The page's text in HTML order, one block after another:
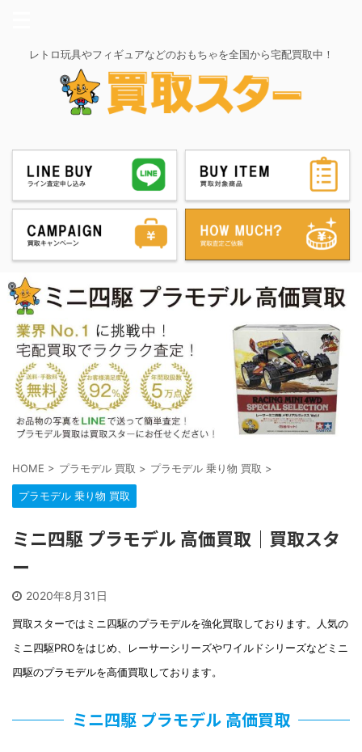
レトロ玩具やフィギュアなどのおもちゃを全国から宅配買取中！
HOME > プラモデル 買取 > プラモデル 乗り物 買取 >
プラモデル 乗り物 買取
ミニ四駆 プラモデル 高価買取｜買取スタ
ー
2020年8月31日
買取スターではミニ四駆のプラモデルを強化買取しております。人気の
ミニ四駆PROをはじめ、レーサーシリーズやワイルドシリーズなどミニ
四駆のプラモデルを高価買取しております。
ミニ四駆 プラモデル 高価買取